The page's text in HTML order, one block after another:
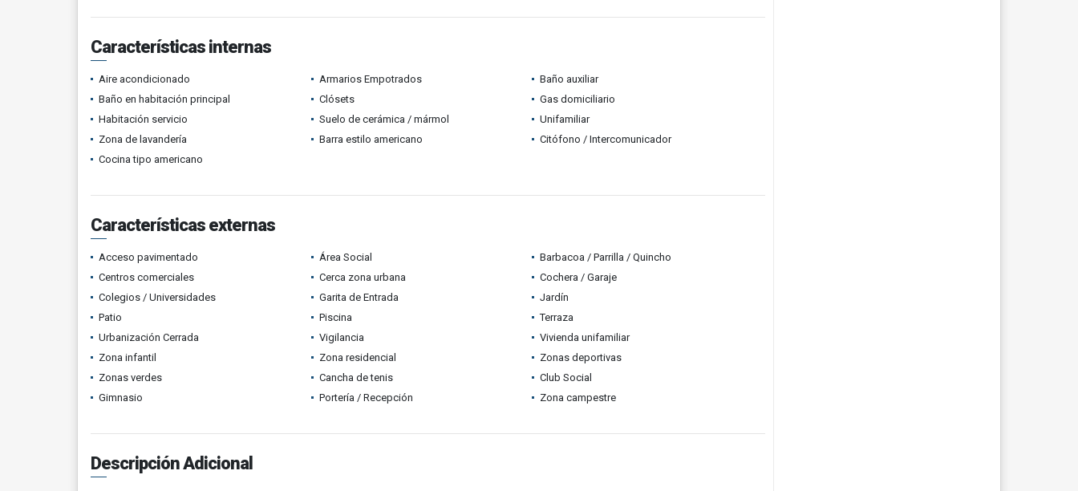
Características internas
Aire acondicionado Armarios Empotrados
Baño auxiliar
Baño en habitación principal
Clósets
Gas domiciliario
Habitación servicio
Suelo de cerámica / mármol
Unifamiliar
Zona de lavandería
Barra estilo americano
Citófono / Intercomunicador
Cocina tipo americano
Características externas
Acceso pavimentado Área Social
Barbacoa / Parrilla / Quincho
Centros comerciales
Cerca zona urbana
Cochera / Garaje
Colegios / Universidades
Garita de Entrada
Jardín
Patio
Piscina
Terraza
Urbanización Cerrada
Vigilancia
Vivienda unifamiliar
Zona infantil
Zona residencial
Zonas deportivas
Zonas verdes
Cancha de tenis
Club Social
Gimnasio
Portería / Recepción Zona campestre
Descripción Adicional